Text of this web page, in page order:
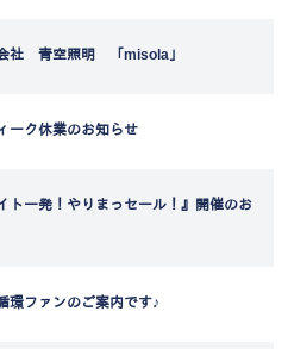
社 青空照明 「misola」
ーク休業のお知らせ
ト一発！やりまっセール！』開催のお
環ファンのご案内です♪